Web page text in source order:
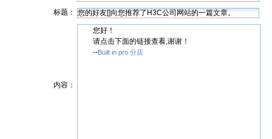
标题：
内容：
您好！
请点击下面的链接查看,谢谢！
--Built in pro 分店